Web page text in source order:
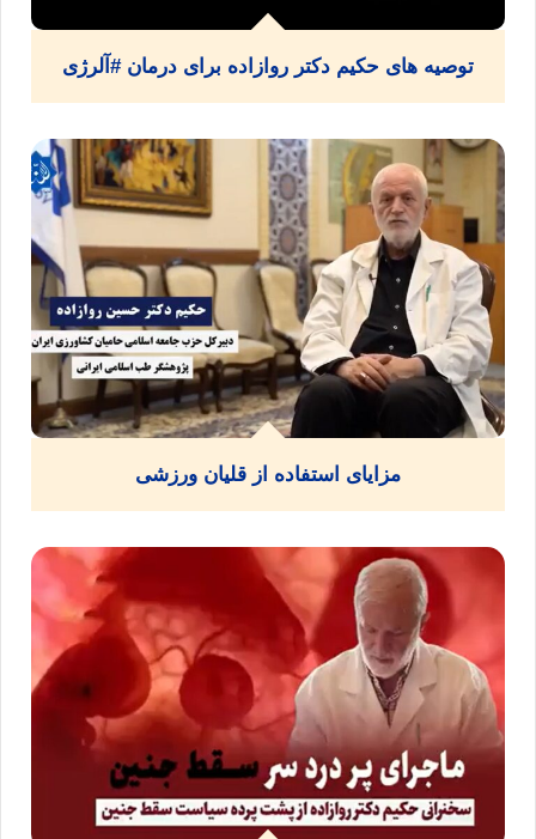
توصیه های حکیم دکتر روازاده برای درمان #آلرژی
مزایای استفاده از قلیان ورزشی